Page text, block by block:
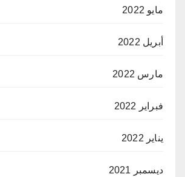
مايو 2022
أبريل 2022
مارس 2022
فبراير 2022
يناير 2022
ديسمبر 2021